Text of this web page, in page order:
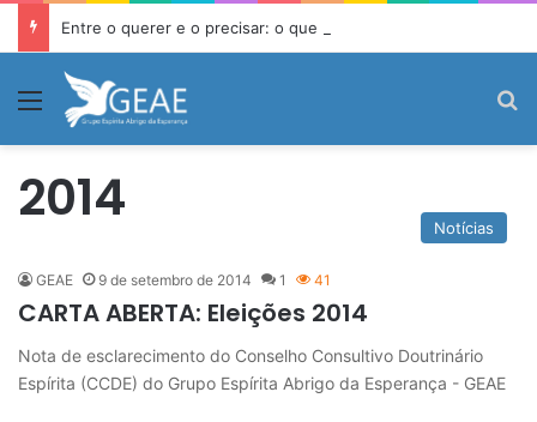
Menu
2014 Notícias
GEAE 9 de setembro de 2014 1 41
CARTA ABERTA: Eleições 2014
Nota de esclarecimento do Conselho Consultivo Doutrinário
Espírita (CCDE) do Grupo Espírita Abrigo da Esperança - GEAE